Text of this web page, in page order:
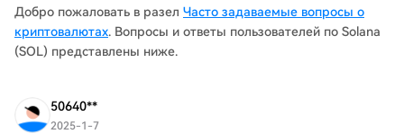
инфраструктуры в Сингапуре, чтоб
Добро пожаловать в разел Часто задаваемые вопросы о
криптовалютах. Вопросы и ответы пользователей по Solana
(SOL) представлены ниже.
50640**
2025-1-7